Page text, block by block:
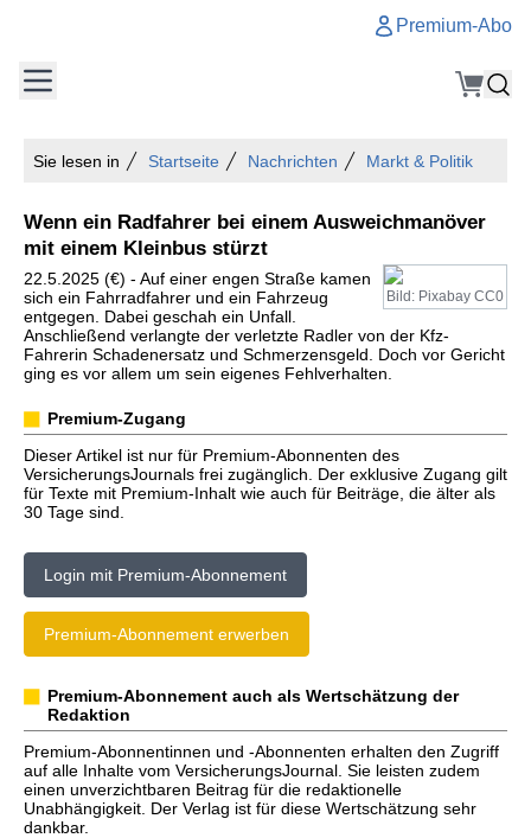
Premium-Abo
Sie lesen in Startseite Nachrichten Markt & Politik
Wenn ein Radfahrer bei einem Ausweichmanöver
mit einem Kleinbus stürzt
Bild: Pixabay CC0
22.5.2025 (€) - Auf einer engen Straße kamen
sich ein Fahrradfahrer und ein Fahrzeug
entgegen. Dabei geschah ein Unfall.
Anschließend verlangte der verletzte Radler von der Kfz-
Fahrerin Schadenersatz und Schmerzensgeld. Doch vor Gericht
ging es vor allem um sein eigenes Fehlverhalten.
Premium-Zugang
Dieser Artikel ist nur für Premium-Abonnenten des
VersicherungsJournals frei zugänglich. Der exklusive Zugang gilt
für Texte mit Premium-Inhalt wie auch für Beiträge, die älter als
30 Tage sind.
Login mit Premium-Abonnement
Premium-Abonnement erwerben
Premium-Abonnement auch als Wertschätzung der
Redaktion
Premium-Abonnentinnen und -Abonnenten erhalten den Zugriff
auf alle Inhalte vom VersicherungsJournal. Sie leisten zudem
einen unverzichtbaren Beitrag für die redaktionelle
Unabhängigkeit. Der Verlag ist für diese Wertschätzung sehr
dankbar.